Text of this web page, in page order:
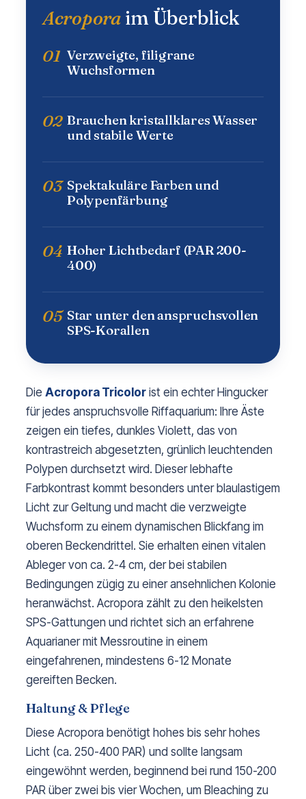
Acropora im Überblick
01 Verzweigte, filigrane
Wuchsformen
02 Brauchen kristallklares Wasser
und stabile Werte
03 Spektakuläre Farben und
Polypenfärbung
04 Hoher Lichtbedarf (PAR 200-
400)
05 Star unter den anspruchsvollen
SPS-Korallen
Die Acropora Tricolor ist ein echter Hingucker
für jedes anspruchsvolle Riffaquarium: Ihre Äste
zeigen ein tiefes, dunkles Violett, das von
kontrastreich abgesetzten, grünlich leuchtenden
Polypen durchsetzt wird. Dieser lebhafte
Farbkontrast kommt besonders unter blaulastigem
Licht zur Geltung und macht die verzweigte
Wuchsform zu einem dynamischen Blickfang im
oberen Beckendrittel. Sie erhalten einen vitalen
Ableger von ca. 2-4 cm, der bei stabilen
Bedingungen zügig zu einer ansehnlichen Kolonie
heranwächst. Acropora zählt zu den heikelsten
SPS-Gattungen und richtet sich an erfahrene
Aquarianer mit Messroutine in einem
eingefahrenen, mindestens 6-12 Monate
gereiften Becken.
Haltung & Pflege
Diese Acropora benötigt hohes bis sehr hohes
Licht (ca. 250-400 PAR) und sollte langsam
eingewöhnt werden, beginnend bei rund 150-200
PAR über zwei bis vier Wochen, um Bleaching zu